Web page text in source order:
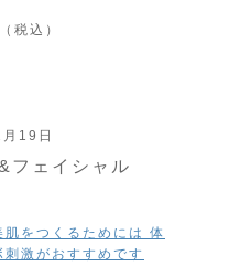
税込）
19日
フェイシャル
をつくるためには 体
激がおすすめです